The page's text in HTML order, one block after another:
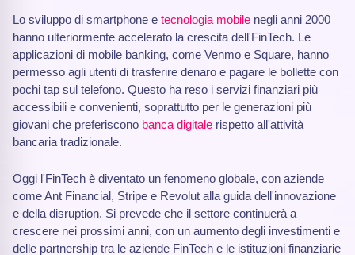
Lo sviluppo di smartphone e tecnologia mobile negli anni 2000
hanno ulteriormente accelerato la crescita dell'FinTech. Le
applicazioni di mobile banking, come Venmo e Square, hanno
permesso agli utenti di trasferire denaro e pagare le bollette con
pochi tap sul telefono. Questo ha reso i servizi finanziari più
accessibili e convenienti, soprattutto per le generazioni più
giovani che preferiscono banca digitale rispetto all'attività
bancaria tradizionale.
Oggi l'FinTech è diventato un fenomeno globale, con aziende
come Ant Financial, Stripe e Revolut alla guida dell'innovazione
e della disruption. Si prevede che il settore continuerà a
crescere nei prossimi anni, con un aumento degli investimenti e
delle partnership tra le aziende FinTech e le istituzioni finanziarie